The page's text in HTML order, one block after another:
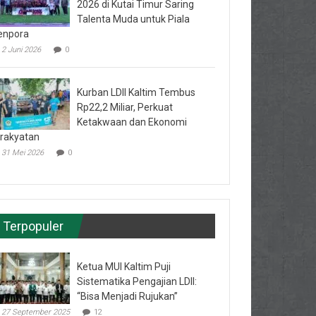
2026 di Kutai Timur Saring
Talenta Muda untuk Piala
2 Juni 2026 0
Kurban LDII Kaltim Tembus
Rp22,2 Miliar, Perkuat
Ketakwaan dan Ekonomi
31 Mei 2026 0
Terpopuler
Ketua MUI Kaltim Puji
Sistematika Pengajian LDII:
“Bisa Menjadi Rujukan”
27 September 2025 12